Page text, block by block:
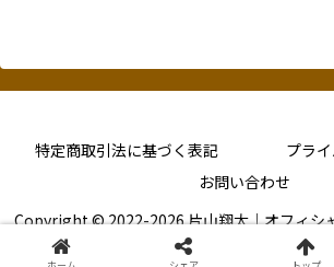
特定商取引法に基づく表記
プラ
お問い合わせ
Copyright © 2022-2026 片山翔太｜オフィシ